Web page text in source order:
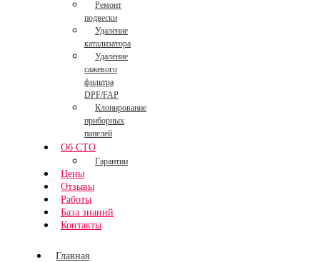
Ремонт
подвески
Удаление
катализатора
Удаление
сажевого
фильтра
DPF/FAP
Клонирование
приборных
панелей
Об СТО
Гарантии
Цены
Отзывы
Работы
База знаний
Контакты
Главная